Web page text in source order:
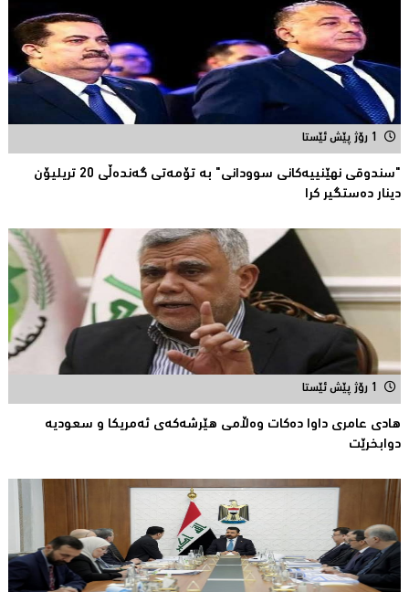
1 رۆژ پێش ئێستا
"سندوقی نهێنییەكانی سوودانی" بە تۆمەتی گەندەڵی 20 تریلیۆن
دینار دەستگیر كرا
1 رۆژ پێش ئێستا
هادی عامری داوا دەكات وەڵامی هێرشەكەی ئەمریكا و سعودیە
دوابخرێت